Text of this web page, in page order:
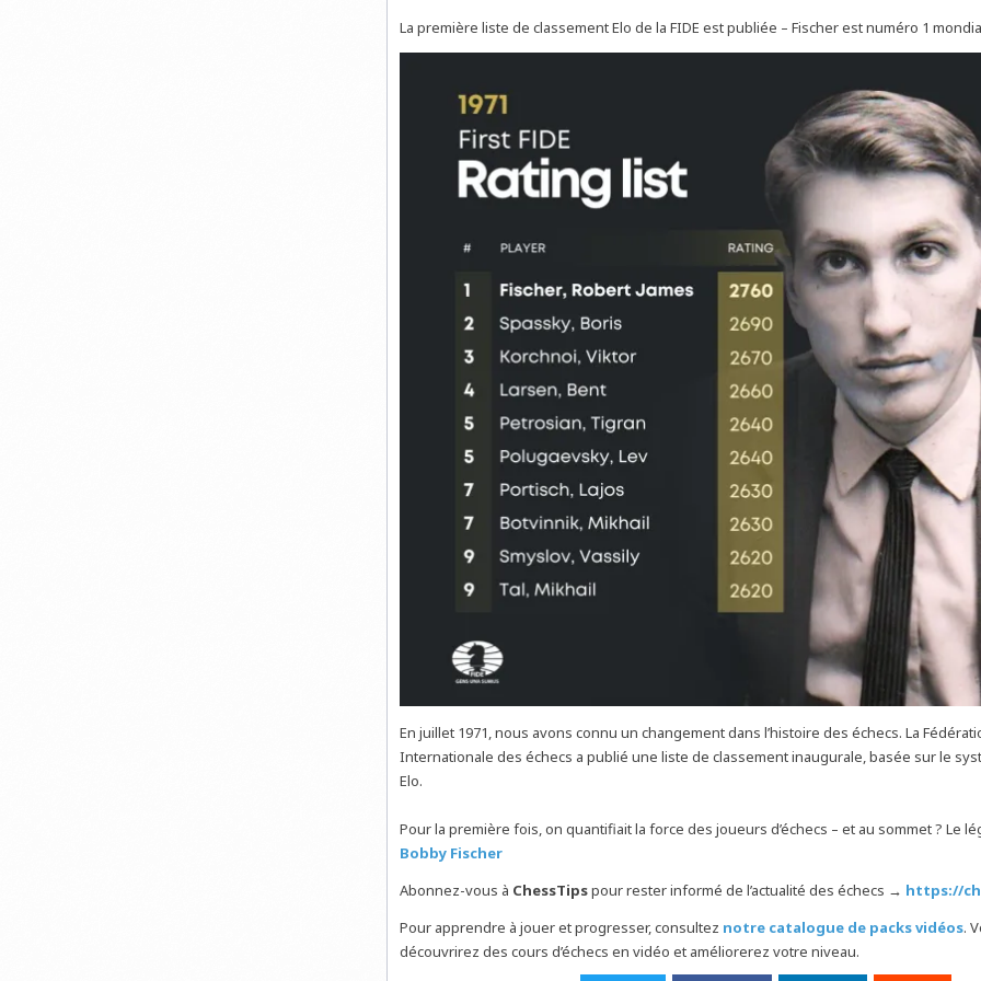
La première liste de classement Elo de la FIDE est publiée – Fischer est numéro 1
En juillet 1971, nous avons connu un changement dans l’histoire des échecs. La
Internationale des échecs a publié une liste de classement inaugurale, basée sur le
Elo.
Pour la première fois, on quantifiait la force des joueurs d’échecs – et au sommet ? Le
Bobby Fischer
Abonnez-vous à ChessTipspour rester informé de l’actualité des échecs → https://
Pour apprendre à jouer et progresser, consultez notre catalogue de packs vidéos.
découvrirez des cours d’échecs en vidéo et améliorerez votre niveau.